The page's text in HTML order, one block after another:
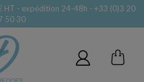
HT - expédition 24-48h - +33 (0)3 20
50 30